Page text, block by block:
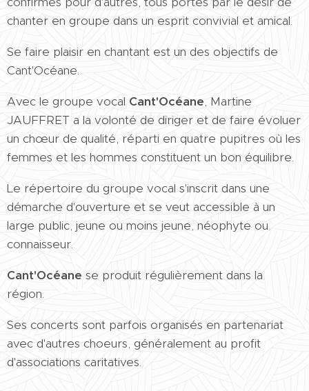
chanter en groupe dans un esprit convivial et amical.
Se faire plaisir en chantant est un des objectifs de
Cant'Océane.
Avec le groupe vocal Cant'Océane, Martine
JAUFFRET a la volonté de diriger et de faire évoluer
un chœur de qualité, réparti en quatre pupitres où les
femmes et les hommes constituent un bon équilibre.
Le répertoire du groupe vocal s'inscrit dans une
démarche d'ouverture et se veut accessible à un
large public, jeune ou moins jeune, néophyte ou
connaisseur.
Cant'Océane se produit régulièrement dans la
région.
Ses concerts sont parfois organisés en partenariat
avec d'autres choeurs, généralement au profit
d'associations caritatives.